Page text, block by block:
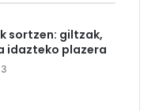
sortzen: giltzak,
idazteko plazera